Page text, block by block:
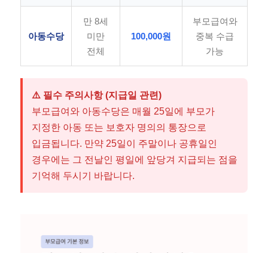
아동수당
만 8세
미만
전체
100,000원
부모급여와
중복 수급
가능
⚠️ 필수 주의사항 (지급일 관련)
부모급여와 아동수당은 매월 25일에 부모가
지정한 아동 또는 보호자 명의의 통장으로
입금됩니다. 만약 25일이 주말이나 공휴일인
경우에는 그 전날인 평일에 앞당겨 지급되는 점을
기억해 두시기 바랍니다.